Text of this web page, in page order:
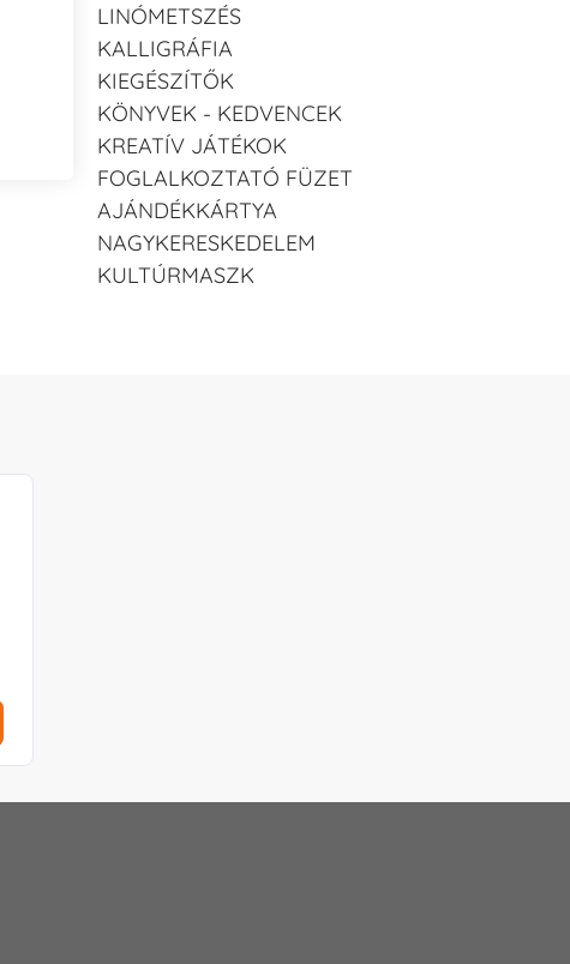
LINÓMETSZÉS
KALLIGRÁFIA
KIEGÉSZÍTŐK
KÖNYVEK - KEDVENCEK
KREATÍV JÁTÉKOK
FOGLALKOZTATÓ FÜZET
AJÁNDÉKKÁRTYA
NAGYKERESKEDELEM
KULTÚRMASZK